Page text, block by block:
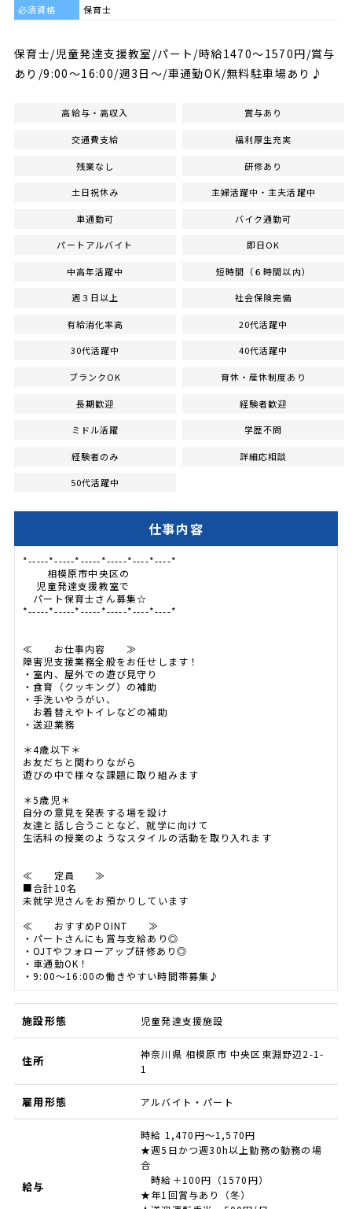
必須資格
保育士
保育士/児童発達支援教室/パート/時給1470～1570円/賞与
あり/9:00～16:00/週3日～/車通勤OK/無料駐車場あり♪
高給与・高収入 賞与あり
交通費支給 福利厚生充実
残業なし 研修あり
土日祝休み 主婦活躍中・主夫活躍中
車通勤可 バイク通勤可
パートアルバイト 即日OK
中高年活躍中 短時間（６時間以内）
週３日以上 社会保険完備
有給消化率高 20代活躍中
30代活躍中 40代活躍中
ブランクOK 育休・産休制度あり
長期歓迎 経験者歓迎
ミドル活躍 学歴不問
経験者のみ 詳細応相談
50代活躍中
仕事内容
*-----*-----*-----*-----*----*----*
相模原市中央区の
児童発達支援教室で
パート保育士さん募集☆
*-----*-----*-----*-----*----*----*
≪ お仕事内容 ≫
障害児支援業務全般をお任せします！
・室内、屋外での遊び見守り
・食育（クッキング）の補助
・手洗いやうがい、
お着替えやトイレなどの補助
・送迎業務
＊4歳以下＊
お友だちと関わりながら
遊びの中で様々な課題に取り組みます
＊5歳児＊
自分の意見を発表する場を設け
友達と話し合うことなど、就学に向けて
生活科の授業のようなスタイルの活動を取り入れます
≪ 定員 ≫
■合計10名
未就学児さんをお預かりしています
≪ おすすめPOINT ≫
・パートさんにも賞与支給あり◎
・OJTやフォローアップ研修あり◎
・車通勤OK！
・9:00～16:00の働きやすい時間帯募集♪
施設形態 児童発達支援施設
住所
神奈川県 相模原市 中央区東淵野辺2-1-
1
雇用形態 アルバイト・パート
給与
時給 1,470円～1,570円
★週5日かつ週30h以上勤務の勤務の場
合
時給＋100円（1570円）
★年1回賞与あり（冬）